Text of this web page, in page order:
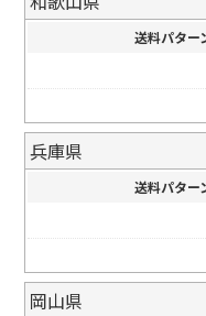
送料パター
兵庫県
送料パター
岡山県